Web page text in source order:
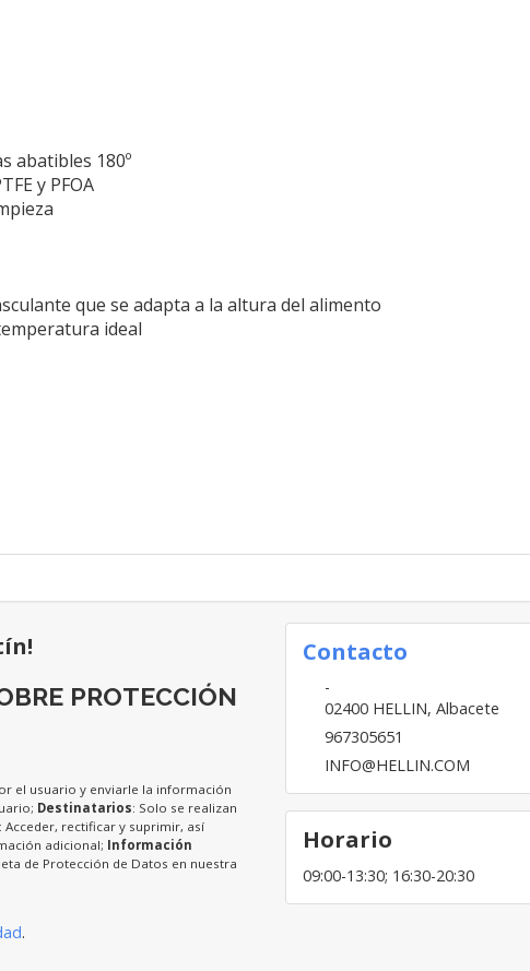
abatibles 180º
y PFOA
que se adapta a la altura del alimento
ideal
PROTECCIÓN
el usuario y enviarle la información
Destinatarios: Solo se realizan
: Acceder, rectificar y suprimir, así
adicional; Información
de Protección de Datos en nuestra
.
Contacto
-
02400 HELLIN, Albacete
967305651
INFO@HELLIN.COM
Horario
09:00-13:30; 16:30-20:30